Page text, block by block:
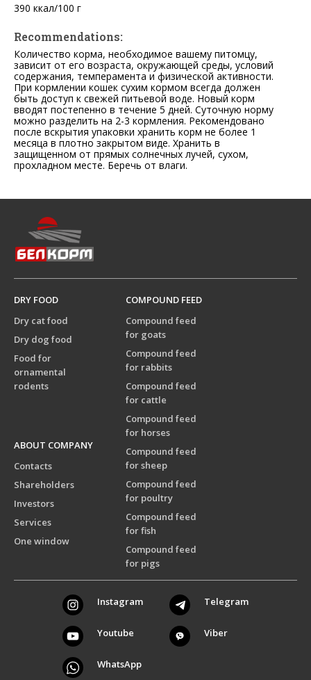
390 ккал/100 г
Recommendations:
Количество корма, необходимое вашему питомцу,
зависит от его возраста, окружающей среды, условий
содержания, темперамента и физической активности.
При кормлении кошек сухим кормом всегда должен
быть доступ к свежей питьевой воде. Новый корм
вводят постепенно в течение 5 дней. Суточную норму
можно разделить на 2-3 кормления. Рекомендовано
после вскрытия упаковки хранить корм не более 1
месяца в плотно закрытом виде. Хранить в
защищенном от прямых солнечных лучей, сухом,
прохладном месте. Беречь от влаги.
DRY FOOD
Dry cat food
Dry dog food
Food for
ornamental
rodents
COMPOUND FEED
Compound feed
for goats
Compound feed
for rabbits
Compound feed
for cattle
Compound feed
for horses
Compound feed
for sheep
Compound feed
for poultry
Compound feed
for fish
Compound feed
for pigs
ABOUT COMPANY
Contacts
Shareholders
Investors
Services
One window
Instagram Telegram
Youtube Viber
WhatsApp